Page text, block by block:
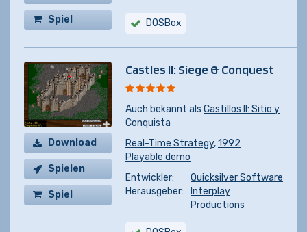
Spiel
DOSBox
Download
Spielen
Spiel
Castles II: Siege & Conquest
Auch bekannt als Castillos II: Sitio y
Conquista
Real-Time Strategy,1992
Playable demo
Entwickler:
Quicksilver Software
Herausgeber:
Interplay
Productions